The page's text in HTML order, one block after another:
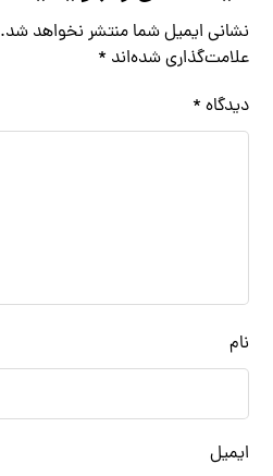
نشانی ایمیل شما منتشر نخواهد شد.
علامت‌گذاری شده‌اند *
دیدگاه *
نام
ایمیل